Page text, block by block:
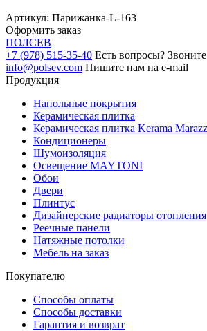
Артикул: Парижанка-L-163
Оформить заказ
ПОЛСЕВ
+7 (978) 515-35-40 Есть вопросы?
info@polsev.com Пишите нам на e-mail
Продукция
Напольные покрытия
Керамическая плитка
Керамическая плитка Kerama
Кондиционеры
Шумоизоляция
Освещение MAYTONI
Обои
Двери
Плинтус
Дизайнерские радиаторы отопления
Реечные панели
Натяжные потолки
Мебель на заказ
Покупателю
Способы оплаты
Способы доставки
Гарантия и возврат